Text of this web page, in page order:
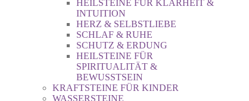
HEILSTEINE FÜR KLARHEIT &
INTUITION
HERZ & SELBSTLIEBE
SCHLAF & RUHE
SCHUTZ & ERDUNG
HEILSTEINE FÜR
SPIRITUALITÄT &
BEWUSSTSEIN
KRAFTSTEINE FÜR KINDER
WASSERSTEINE